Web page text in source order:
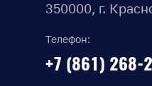
350000, г.
Телефон:
+7 (861) 268-